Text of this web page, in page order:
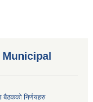
बैठकको निर्णयहरु